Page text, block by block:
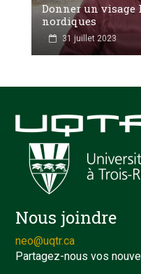
Donner un visage
nordiques
31 juillet 2023
Nous joindre
neo@uqtr.ca
Partagez-nous vos